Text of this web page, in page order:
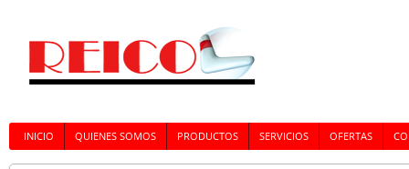
INICIO QUIENES SOMOS PRODUCTOS SERVICIOS OFERTAS